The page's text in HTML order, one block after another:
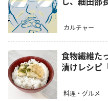
カルチャー
食物繊維た
漬けレシピ
料理・グルメ